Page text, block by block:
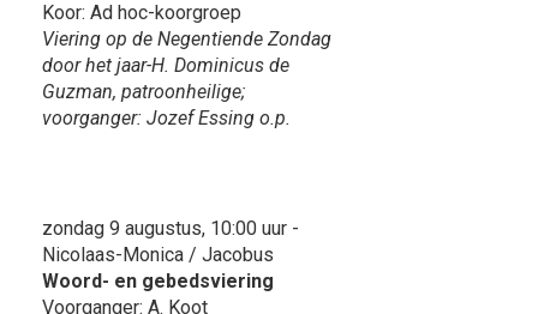
Koor: Ad hoc-koorgroep
Viering op de Negentiende Zondag
door het jaar-H. Dominicus de
Guzman, patroonheilige;
voorganger: Jozef Essing o.p.
zondag 9 augustus, 10:00 uur -
Nicolaas-Monica / Jacobus
Woord- en gebedsviering
Voorganger: A. Koot